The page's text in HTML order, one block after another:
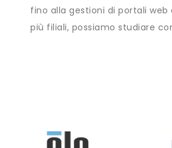
fino alla gestioni di portali
più filiali, possiamo studiare